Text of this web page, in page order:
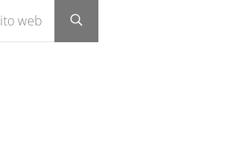
Submit search